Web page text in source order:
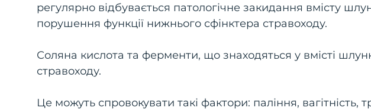
регулярно відбувається патологічне закидання вмісту
порушення функції нижнього сфінктера стравоходу.
Соляна кислота та ферменти, що знаходяться у вмісті
стравоходу.
Це можуть спровокувати такі фактори: паління,